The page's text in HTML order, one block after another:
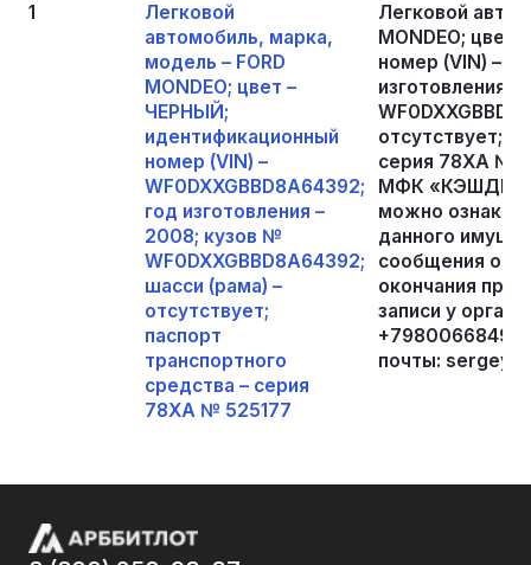
1
Легковой
автомобиль, марка,
модель – FORD
MONDEO; цвет –
ЧЕРНЫЙ;
идентификационный
номер (VIN) –
WF0DXXGBBD8A64392;
год изготовления –
2008; кузов №
WF0DXXGBBD8A64392;
шасси (рама) –
отсутствует;
паспорт
транспортного
средства – серия
78ХА № 525177
Легковой
MONDEO;
номер (VIN) –
изготовления
отсутствует;
серия 78ХА №
МФК
можно
данного
сообщения о
окончания
записи у
+79800668495
почты: